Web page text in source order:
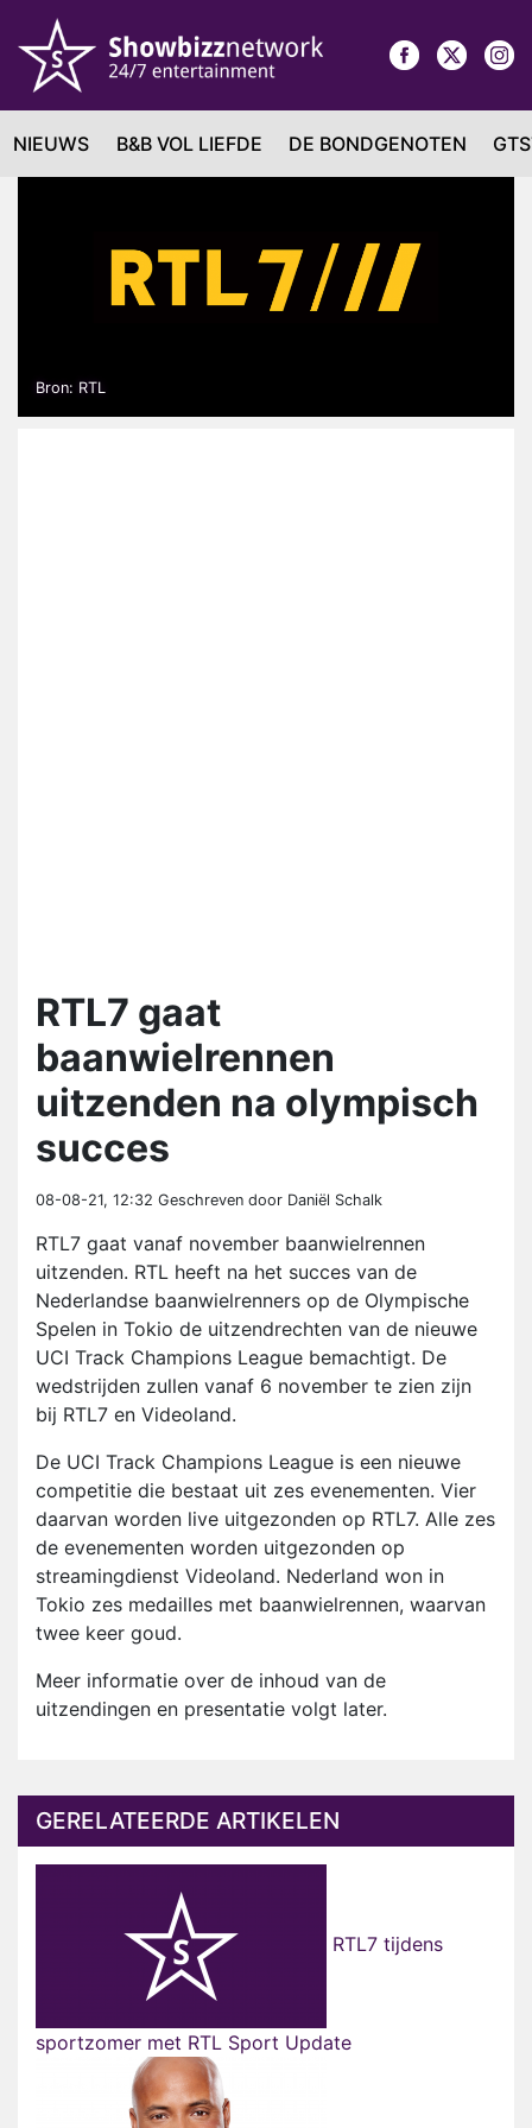
NIEUWS B&B VOL LIEFDE DE BONDGENOTEN
Bron: RTL
RTL7 gaat
baanwielrennen
uitzenden na olympisch
succes
08-08-21, 12:32 Geschreven door Daniël Schalk
RTL7 gaat vanaf november baanwielrennen
uitzenden. RTL heeft na het succes van de
Nederlandse baanwielrenners op de Olympische
Spelen in Tokio de uitzendrechten van de nieuwe
UCI Track Champions League bemachtigt. De
wedstrijden zullen vanaf 6 november te zien zijn
bij RTL7 en Videoland.
De UCI Track Champions League is een nieuwe
competitie die bestaat uit zes evenementen. Vier
daarvan worden live uitgezonden op RTL7. Alle zes
de evenementen worden uitgezonden op
streamingdienst Videoland. Nederland won in
Tokio zes medailles met baanwielrennen, waarvan
twee keer goud.
Meer informatie over de inhoud van de
uitzendingen en presentatie volgt later.
GERELATEERDE ARTIKELEN
RTL7 tijdens
sportzomer met RTL Sport Update